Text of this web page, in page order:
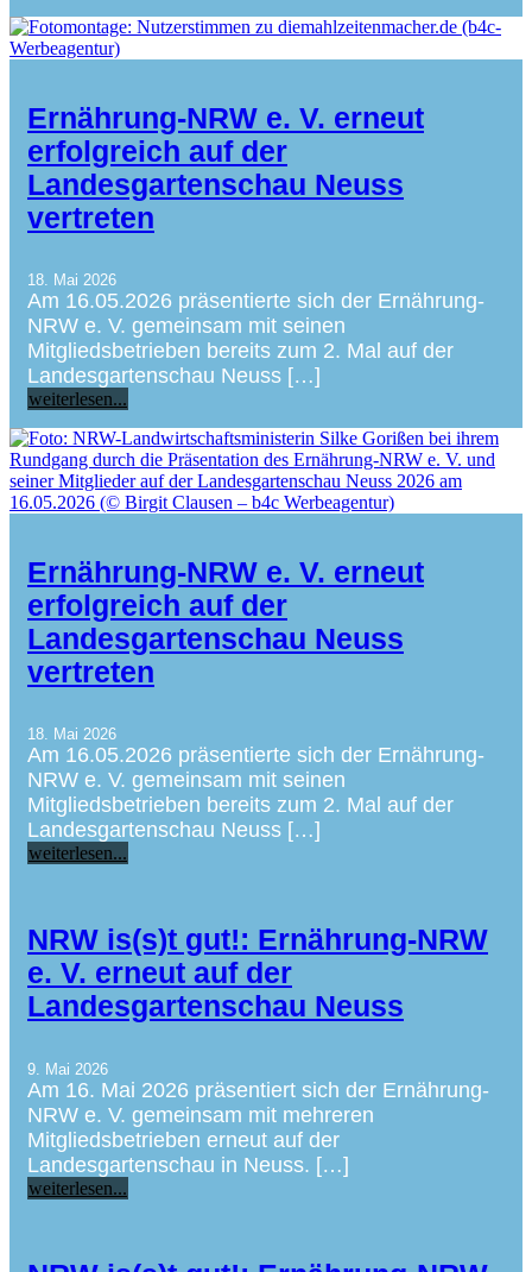
Ernährung-NRW e. V. erneut
erfolgreich auf der
Landesgartenschau Neuss
vertreten
18. Mai 2026
Am 16.05.2026 präsentierte sich der Ernährung-
NRW e. V. gemeinsam mit seinen
Mitgliedsbetrieben bereits zum 2. Mal auf der
Landesgartenschau Neuss […]
weiterlesen...
Ernährung-NRW e. V. erneut
erfolgreich auf der
Landesgartenschau Neuss
vertreten
18. Mai 2026
Am 16.05.2026 präsentierte sich der Ernährung-
NRW e. V. gemeinsam mit seinen
Mitgliedsbetrieben bereits zum 2. Mal auf der
Landesgartenschau Neuss […]
weiterlesen...
NRW is(s)t gut!: Ernährung-NRW
e. V. erneut auf der
Landesgartenschau Neuss
9. Mai 2026
Am 16. Mai 2026 präsentiert sich der Ernährung-
NRW e. V. gemeinsam mit mehreren
Mitgliedsbetrieben erneut auf der
Landesgartenschau in Neuss. […]
weiterlesen...